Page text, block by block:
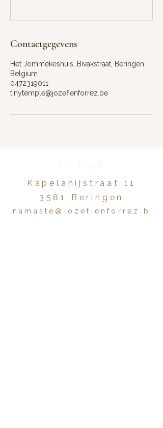
Contactgegevens
Het Jommekeshuis, Bivakstraat, Beringen,
Belgium
0472319011
tinytemple@jozefienforrez.be
Kapelanijstraat 11
3581 Beringen
namaste@jozefienforrez.b